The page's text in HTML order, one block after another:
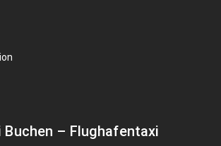
– Flughafentaxi